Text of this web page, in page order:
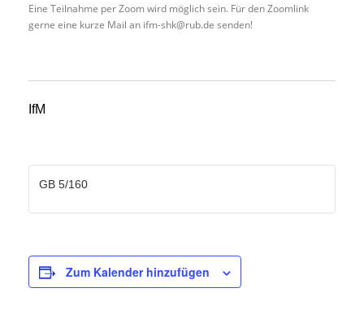
Eine Teilnahme per Zoom wird möglich sein. Für den Zoomlink
gerne eine kurze Mail an ifm-shk@rub.de senden!
IfM
GB 5/160
Zum Kalender hinzufügen